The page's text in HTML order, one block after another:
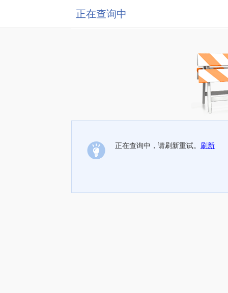
正在查询中
正在查询中，请刷新重试。 刷新